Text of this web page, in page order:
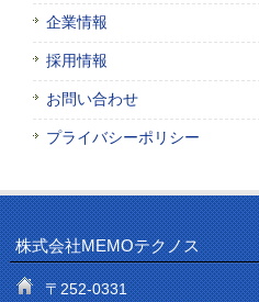
企業情報
採用情報
お問い合わせ
プライバシーポリシー
株式会社MEMOテクノス
〒252-0331